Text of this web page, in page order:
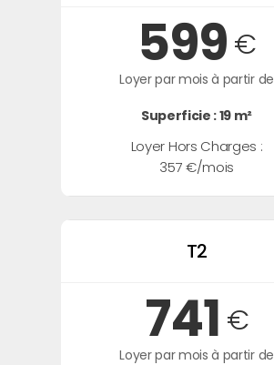
599 €
Loyer par mois à partir de
Superficie : 19 m²
Loyer Hors Charges :
357 €/mois
T2
741 €
Loyer par mois à partir de